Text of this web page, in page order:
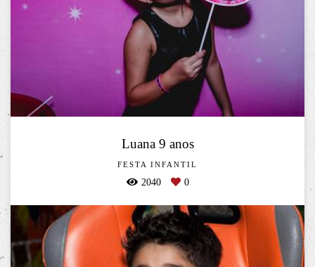
Luana 9 anos
FESTA INFANTIL
2040 0